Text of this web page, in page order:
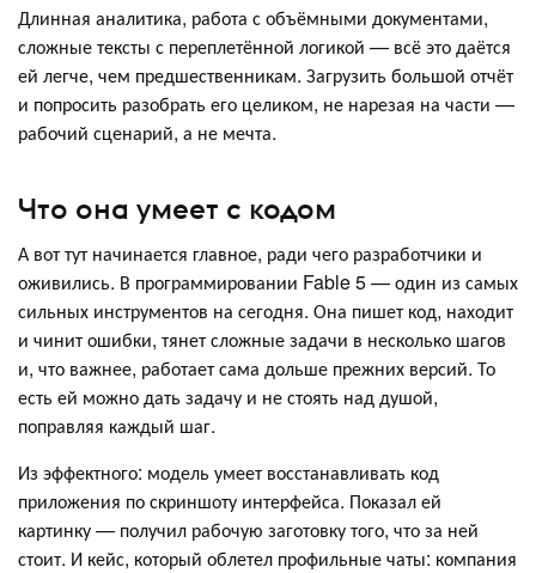
Длинная аналитика, работа с объёмными документами,
сложные тексты с переплетённой логикой — всё это даётся
ей легче, чем предшественникам. Загрузить большой отчёт
и попросить разобрать его целиком, не нарезая на части —
рабочий сценарий, а не мечта.
Что она умеет с кодом
А вот тут начинается главное, ради чего разработчики и
оживились. В программировании Fable 5 — один из самых
сильных инструментов на сегодня. Она пишет код, находит
и чинит ошибки, тянет сложные задачи в несколько шагов
и, что важнее, работает сама дольше прежних версий. То
есть ей можно дать задачу и не стоять над душой,
поправляя каждый шаг.
Из эффектного: модель умеет восстанавливать код
приложения по скриншоту интерфейса. Показал ей
картинку — получил рабочую заготовку того, что за ней
стоит. И кейс, который облетел профильные чаты: компания